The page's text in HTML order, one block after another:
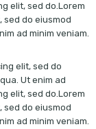
elit, sed do.Lorem
sed do eiusmod
ad minim veniam.
elit, sed do
Ut enim ad
elit, sed do.Lorem
sed do eiusmod
ad minim veniam.